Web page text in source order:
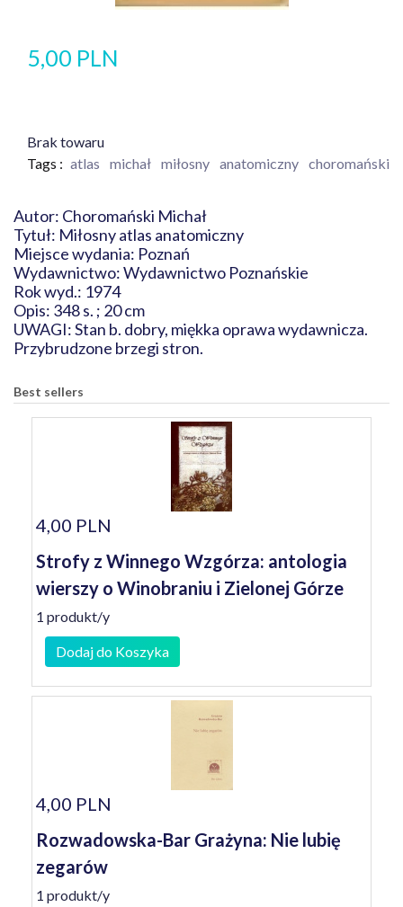
5,00 PLN
Brak towaru
Tags : atlas michał miłosny anatomiczny choromański
Autor: Choromański Michał
Tytuł: Miłosny atlas anatomiczny
Miejsce wydania: Poznań
Wydawnictwo: Wydawnictwo Poznańskie
Rok wyd.: 1974
Opis: 348 s. ; 20 cm
UWAGI: Stan b. dobry, miękka oprawa wydawnicza.
Przybrudzone brzegi stron.
Best sellers
4,00 PLN
Strofy z Winnego Wzgórza: antologia
wierszy o Winobraniu i Zielonej Górze
1 produkt/y
Dodaj do Koszyka
4,00 PLN
Rozwadowska-Bar Grażyna: Nie lubię
zegarów
1 produkt/y